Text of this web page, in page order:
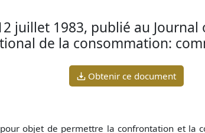
juillet 1983, publié au
de la consommation:
Obtenir ce document
objet de permettre la confrontation et la